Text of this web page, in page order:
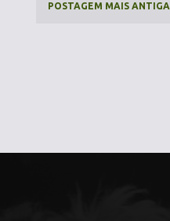
POSTAGEM MAIS ANTIGA